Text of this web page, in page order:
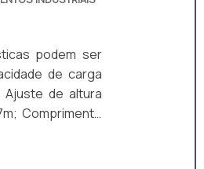
podem ser
de altura
Comprimento